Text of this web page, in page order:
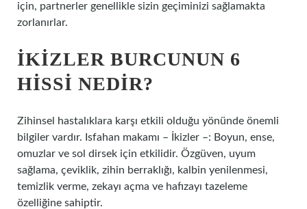
için, partnerler genellikle sizin geçiminizi sağlamakta
zorlanırlar.
İKIZLER BURCUNUN 6
HISSI NEDIR?
Zihinsel hastalıklara karşı etkili olduğu yönünde önemli
bilgiler vardır. Isfahan makamı – İkizler –: Boyun, ense,
omuzlar ve sol dirsek için etkilidir. Özgüven, uyum
sağlama, çeviklik, zihin berraklığı, kalbin yenilenmesi,
temizlik verme, zekayı açma ve hafızayı tazeleme
özelliğine sahiptir.